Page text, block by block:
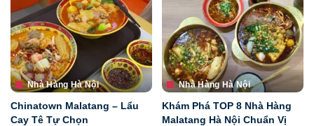
Nhà Hàng Hà Nội
Chinatown Malatang – Lẩu
Cay Tê Tự Chọn
Nhà Hàng Hà Nội
Khám Phá TOP 8 Nhà Hàng
Malatang Hà Nội Chuẩn Vị